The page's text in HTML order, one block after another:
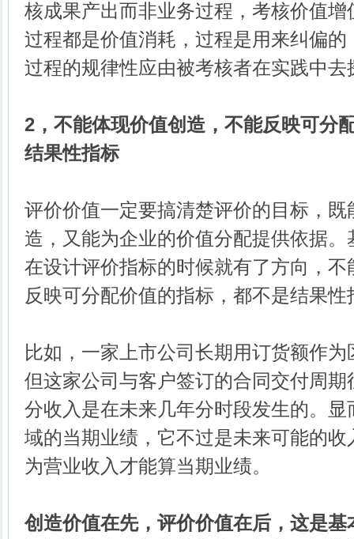
核成果产出而非业务过程，考核价值
过程都是价值消耗，过程是用来纠偏
过程的规律性应由被考核者在实践中去
2，不能体现价值创造，不能反映可分
结果性指标
评价价值一定要搞清楚评价的目标，
造，又能为企业的价值分配提供依据
在设计评价指标的时候就有了方向，
反映可分配价值的指标，都不是结果性
比如，一家上市公司长期用订货额作
但这家公司与客户签订的合同交付周
分收入是在未来几年分时段发生的。
域的当期业绩，它不过是未来可能的
为营业收入才能算当期业绩。
创造价值在先，评价价值在后，这是基